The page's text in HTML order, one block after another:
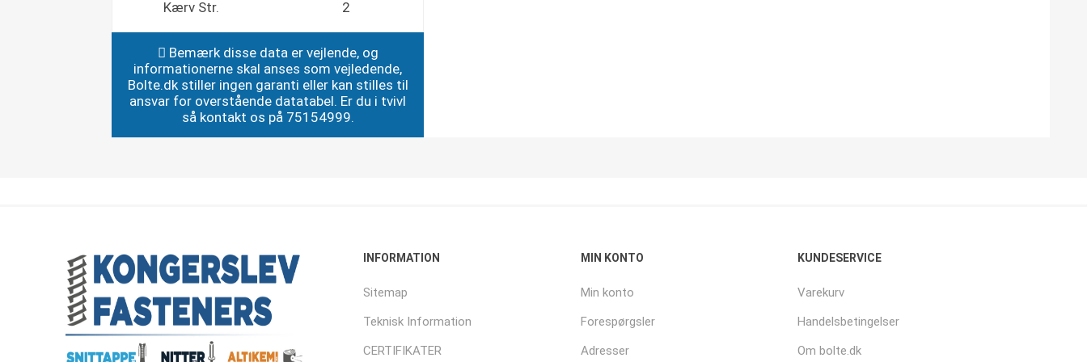
Kærv Str. 2
Bemærk disse data er vejlende, og
informationerne skal anses som vejledende,
Bolte.dk stiller ingen garanti eller kan stilles til
ansvar for overstående datatabel. Er du i tvivl
så kontakt os på 75154999.
INFORMATION
Sitemap
Teknisk Information
CERTIFIKATER
MIN KONTO
Min konto
Forespørgsler
Adresser
KUNDESERVICE
Varekurv
Handelsbetingelser
Om bolte.dk